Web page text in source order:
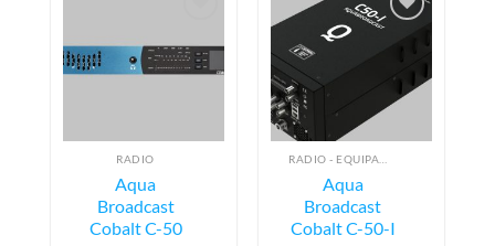
RADIO
Aqua
Broadcast
Cobalt C-50
Aqua
Broadcast
Cobalt C-50-I